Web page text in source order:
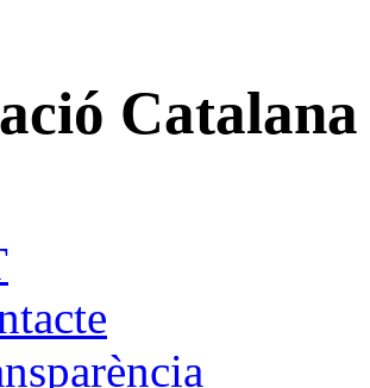
Catalana